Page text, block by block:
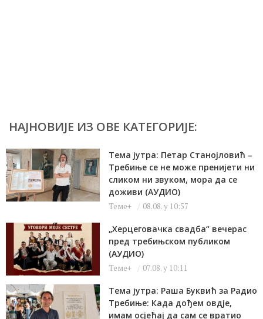
НАЈНОВИЈЕ ИЗ ОВЕ КАТЕГОРИЈЕ:
Тема јутра: Петар Станојловић –
Требиње се не може пренијети ни
сликом ни звуком, мора да се
доживи (АУДИО)
Теме+ 08.08. у 10:57
„Херцеговачка свадба“ вечерас
пред требињском публиком
(АУДИО)
Теме+ 07.08. у 10:11
Тема јутра: Раша Буквић за Радио
Требиње: Када дођем овдје,
имам осјећај да сам се вратио